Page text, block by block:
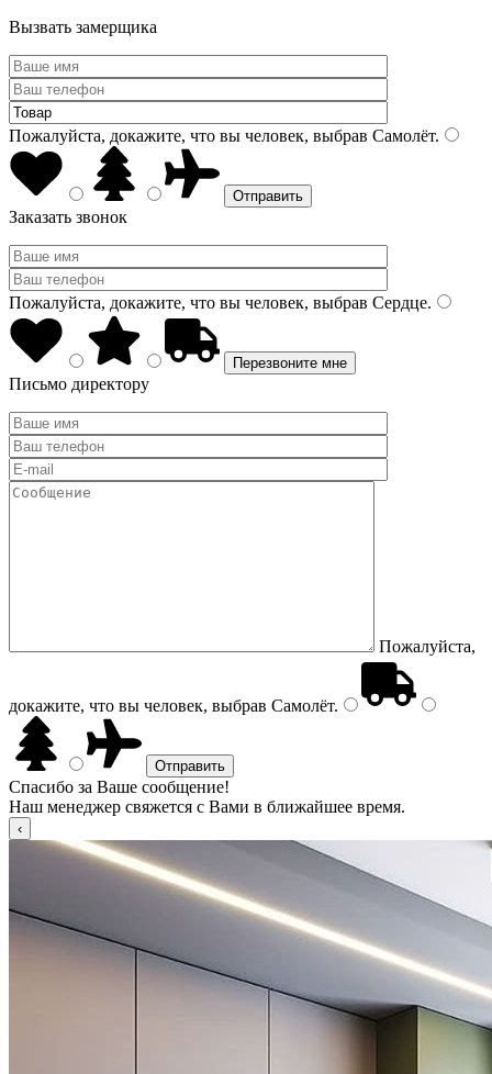
Вызвать замерщика
Пожалуйста, докажите, что вы человек, выбрав Самолёт.
Заказать звонок
Пожалуйста, докажите, что вы человек, выбрав Сердце.
Письмо директору
Пожалуйста,
докажите, что вы человек, выбрав Самолёт.
Спасибо за Ваше сообщение!
Наш менеджер свяжется с Вами в ближайшее время.